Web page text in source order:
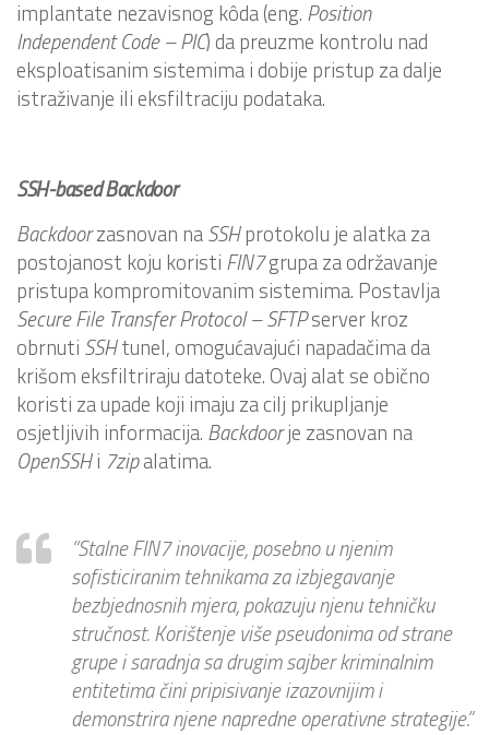
implantate nezavisnog kôda (eng. Position
Independent Code – PIC) da preuzme kontrolu nad
eksploatisanim sistemima i dobije pristup za dalje
istraživanje ili eksfiltraciju podataka.
SSH-based Backdoor
Backdoorzasnovan naSSHprotokolu je alatka za
postojanost koju koristi FIN7grupa za održavanje
pristupa kompromitovanim sistemima. Postavlja
Secure File Transfer Protocol – SFTPserver kroz
obrnuti SSHtunel, omogućavajući napadačima da
krišom eksfiltriraju datoteke. Ovaj alat se obično
koristi za upade koji imaju za cilj prikupljanje
osjetljivih informacija. Backdoorje zasnovan na
OpenSSHi 7zipalatima.
“Stalne FIN7 inovacije, posebno u njenim
sofisticiranim tehnikama za izbjegavanje
bezbjednosnih mjera, pokazuju njenu tehničku
stručnost. Korištenje više pseudonima od strane
grupe i saradnja sa drugim sajber kriminalnim
entitetima čini pripisivanje izazovnijim i
demonstrira njene napredne operativne strategije.”